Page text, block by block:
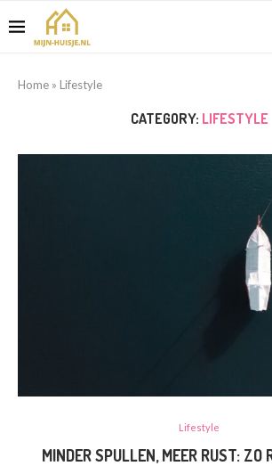
Home » Lifestyle
CATEGORY: LIFESTYLE
Lifestyle
MINDER SPULLEN, MEER RUST: ZO